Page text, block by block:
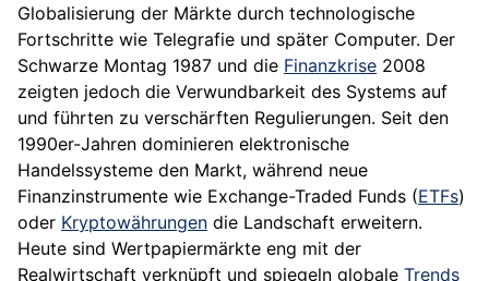
Globalisierung der Märkte durch technologische
Fortschritte wie Telegrafie und später Computer. Der
Schwarze Montag 1987 und die Finanzkrise 2008
zeigten jedoch die Verwundbarkeit des Systems auf
und führten zu verschärften Regulierungen. Seit den
1990er-Jahren dominieren elektronische
Handelssysteme den Markt, während neue
Finanzinstrumente wie Exchange-Traded Funds (ETFs)
oder Kryptowährungen die Landschaft erweitern.
Heute sind Wertpapiermärkte eng mit der
Realwirtschaft verknüpft und spiegeln globale Trends